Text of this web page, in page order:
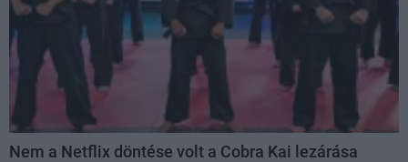
Nem a Netflix döntése volt a Cobra Kai lezárása